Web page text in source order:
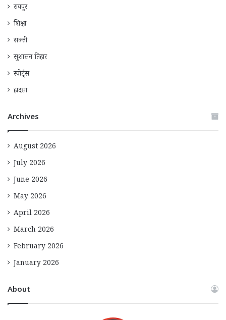
रायपुर
शिक्षा
सक्ती
सुशासन तिहार
स्पोर्ट्स
हादसा
Archives
August 2026
July 2026
June 2026
May 2026
April 2026
March 2026
February 2026
January 2026
About